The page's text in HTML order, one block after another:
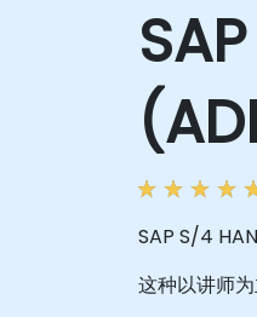
SAP S/4
这种以讲师